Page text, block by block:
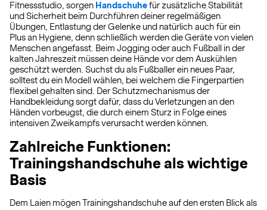
Fitnessstudio, sorgen Handschuhefür zusätzliche Stabilität
und Sicherheit beim Durchführen deiner regelmäßigen
Übungen, Entlastung der Gelenke und natürlich auch für ein
Plus an Hygiene, denn schließlich werden die Geräte von vielen
Menschen angefasst. Beim Jogging oder auch Fußball in der
kalten Jahreszeit müssen deine Hände vor dem Auskühlen
geschützt werden. Suchst du als Fußballer ein neues Paar,
solltest du ein Modell wählen, bei welchem die Fingerpartien
flexibel gehalten sind. Der Schutzmechanismus der
Handbekleidung sorgt dafür, dass du Verletzungen an den
Händen vorbeugst, die durch einem Sturz in Folge eines
intensiven Zweikampfs verursacht werden können.
Zahlreiche Funktionen:
Trainingshandschuhe als wichtige
Basis
Dem Laien mögen Trainingshandschuhe auf den ersten Blick als